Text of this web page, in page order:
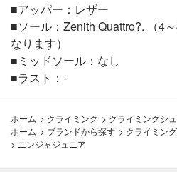
■アッパー：レザー
■ソール：Zenith Quattro?. （4
なります）
■ミッドソール：なし
■ラスト：-
ホーム > クライミング > クライミングシ
ホーム > ブランドから探す > クライミン
> ニンジャジュニア